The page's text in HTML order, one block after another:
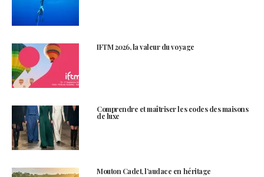
IFTM 2026, la valeur du voyage
Comprendre et maîtriser les codes des maisons
de luxe
Mouton Cadet, l’audace en héritage